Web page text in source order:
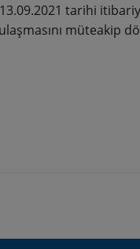
tarihi
müteakip